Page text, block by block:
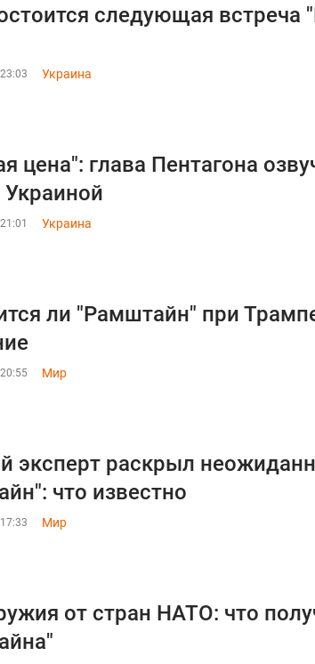
следующая
Украина
цена": глава Пентагона
Украиной
Украина
ли "Рамштайн" при
Мир
эксперт раскрыл
что известно
Мир
от стран НАТО: что